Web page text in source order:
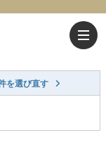
を選び直す